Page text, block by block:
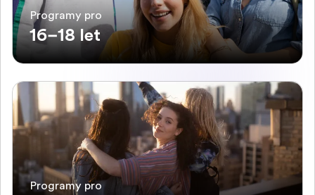
Programy pro
16–18 let
Programy pro